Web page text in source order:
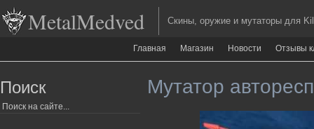
MetalMedved Скины, оружие и мутаторы для
Главная Магазин Новости Отзывы
Поиск Мутатор